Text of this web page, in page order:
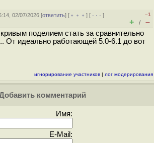
02/07/2026 [ответить] [ ﹢﹢﹢] [ · · ·]
–1
+ / –
поделием стать за сравнительно
От идеально работающей 5.0-6.1 до вот
игнорирование участников | лог модерирования
комментарий
Имя:
E-Mail: